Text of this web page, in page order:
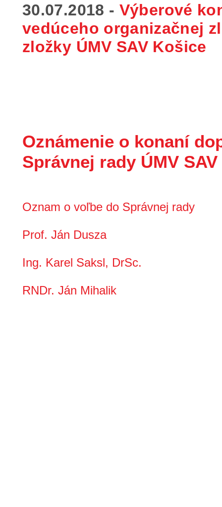
30.07.2018 - Výberové
vedúceho organizačnej
zložky ÚMV SAV Košice
Oznámenie o konaní
Správnej rady ÚMV SAV
Oznam o voľbe do Správnej rady
Prof. Ján Dusza
Ing. Karel Saksl, DrSc.
RNDr. Ján Mihalik